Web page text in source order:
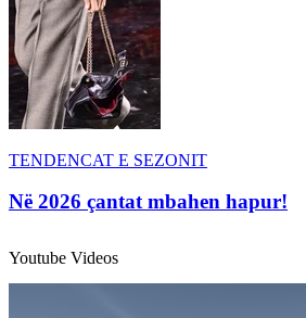
TENDENCAT E SEZONIT
Në 2026 çantat mbahen hapur!
Youtube Videos